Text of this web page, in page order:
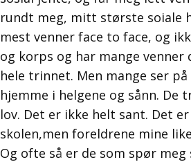
rundt meg, mitt største soiale
mest venner face to face, og
og korps og har mange venner
hele trinnet. Men mange ser
hjemme i helgene og sånn.
lov. Det er ikke helt sant. Det
skolen,men foreldrene mine
Og ofte så er de som spør